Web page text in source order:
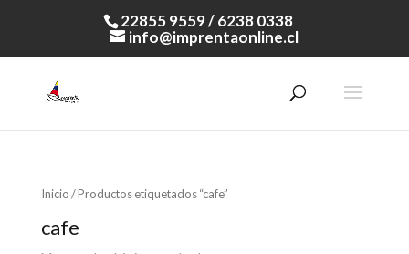
22855 9559 / 6238 0338
info@imprentaonline.cl
Inicio/ Productos etiquetados “cafe”
cafe